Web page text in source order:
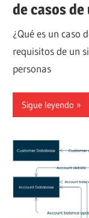
de casos de
¿Qué es un caso
requisitos de un
personas
Sigue leyendo